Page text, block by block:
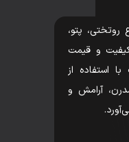
روتختی، پتو،
و قیمت
استفاده از
آرامش و